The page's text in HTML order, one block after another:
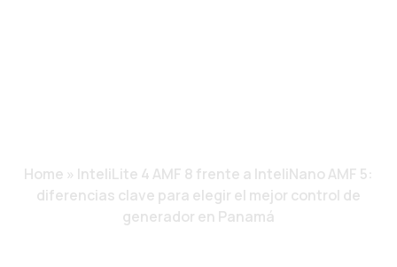
Home » InteliLite 4 AMF 8 frente a InteliNano AMF 5:
diferencias clave para elegir el mejor control de
generador en Panamá